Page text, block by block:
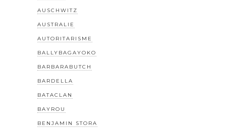
AUSCHWITZ
AUSTRALIE
AUTORITARISME
BALLYBAGAYOKO
BARBARABUTCH
BARDELLA
BATACLAN
BAYROU
BENJAMIN STORA